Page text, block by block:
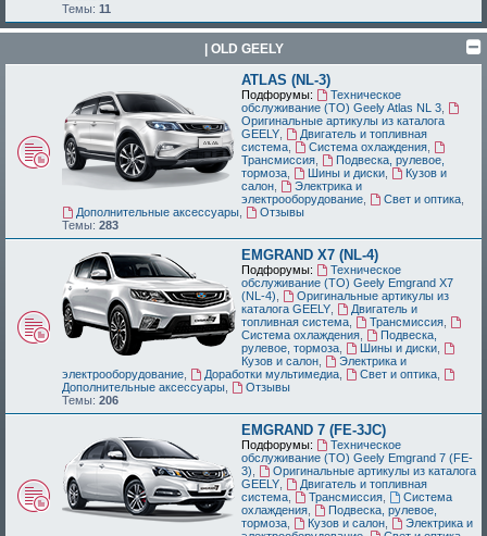
Темы: 11
| OLD GEELY
ATLAS (NL-3)
Подфорумы:
Техническое
обслуживание (ТО) Geely Atlas NL 3
Оригинальные артикулы из каталога
GEELY
Двигатель и топливная
система
Система охлаждения,
Трансмиссия
Подвеска, рулевое,
тормоза
Шины и диски,
Кузов и
салон
Электрика и
электрооборудование
Свет и оптика,
Дополнительные аксессуары,
Отзывы
Темы: 283
EMGRAND X7 (NL-4)
Подфорумы:
Техническое
обслуживание (ТО) Geely Emgrand X7
(NL-4)
Оригинальные артикулы из
каталога GEELY
Двигатель и
топливная система
Трансмиссия,
Система охлаждения
Подвеска,
рулевое, тормоза
Шины и диски,
Кузов и салон
Электрика и
электрооборудование
Доработки мультимедиа, Свет и оптика,
Дополнительные аксессуары
Отзывы
Темы: 206
EMGRAND 7 (FE-3JC)
Подфорумы:
Техническое
обслуживание (ТО) Geely Emgrand 7 (FE-
3)
Оригинальные артикулы из каталога
GEELY
Двигатель и топливная
система
Трансмиссия,
Система
охлаждения
Подвеска, рулевое,
тормоза
Кузов и салон,
Электрика и